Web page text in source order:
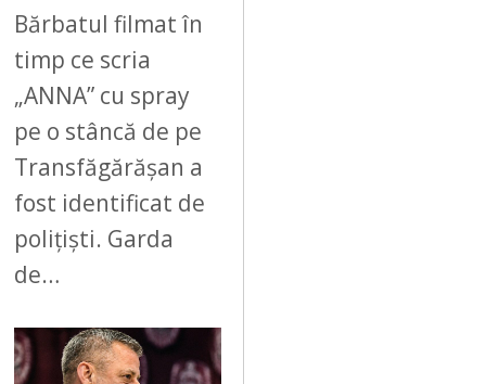
Bărbatul filmat în
timp ce scria
„ANNA” cu spray
pe o stâncă de pe
Transfăgărășan a
fost identificat de
polițiști. Garda
de…